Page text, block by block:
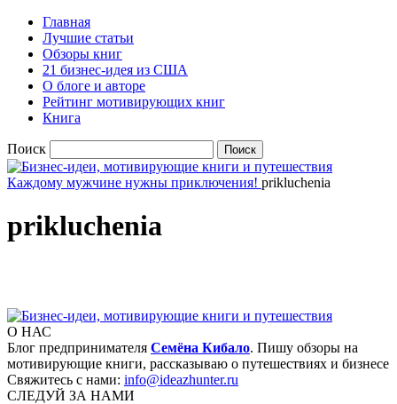
Главная
Лучшие статьи
Обзоры книг
21 бизнес-идея из США
О блоге и авторе
Рейтинг мотивирующих книг
Книга
Поиск
Каждому мужчине нужны приключения! prikluchenia
prikluchenia
О НАС
Блог предпринимателя Семёна Кибало. Пишу обзоры на
мотивирующие книги, рассказываю о путешествиях и бизнесе
Свяжитесь с нами: info@ideazhunter.ru
СЛЕДУЙ ЗА НАМИ